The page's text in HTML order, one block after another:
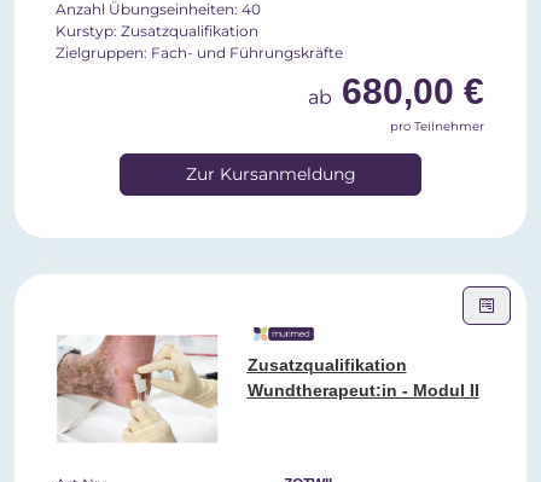
Anzahl Übungseinheiten: 40
Kurstyp: Zusatzqualifikation
Zielgruppen: Fach- und Führungskräfte
ab 680,00 €
pro Teilnehmer
Zur Kursanmeldung
Zusatzqualifikation
Wundtherapeut:in - Modul II